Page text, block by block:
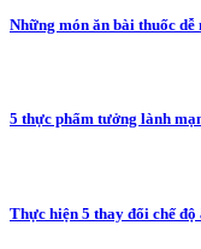
Những món ăn bài thuốc
5 thực phẩm tưởng lành
Thực hiện 5 thay đổi chế độ